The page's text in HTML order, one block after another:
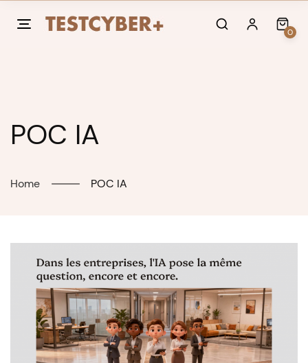
0
POC IA
Home POC IA